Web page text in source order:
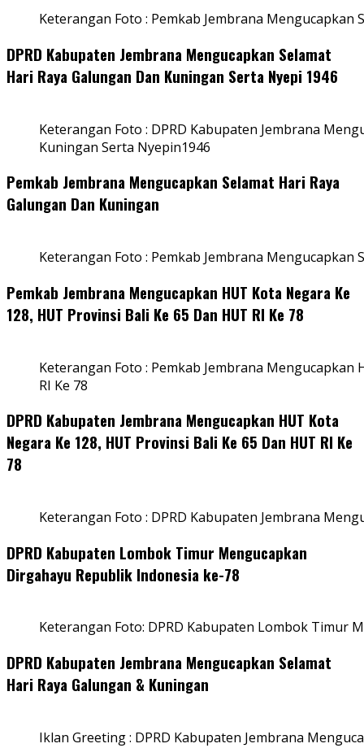
Keterangan Foto : Pemkab Jembrana Mengucapkan
DPRD Kabupaten Jembrana Mengucapkan Selamat
Hari Raya Galungan Dan Kuningan Serta Nyepi 1946
Keterangan Foto : DPRD Kabupaten Jembrana
Kuningan Serta Nyepin1946
Pemkab Jembrana Mengucapkan Selamat Hari Raya
Galungan Dan Kuningan
Keterangan Foto : Pemkab Jembrana Mengucapkan
Pemkab Jembrana Mengucapkan HUT Kota Negara Ke
128, HUT Provinsi Bali Ke 65 Dan HUT RI Ke 78
Keterangan Foto : Pemkab Jembrana Mengucapkan
RI Ke 78
DPRD Kabupaten Jembrana Mengucapkan HUT Kota
Negara Ke 128, HUT Provinsi Bali Ke 65 Dan HUT RI Ke
78
Keterangan Foto : DPRD Kabupaten Jembrana
DPRD Kabupaten Lombok Timur Mengucapkan
Dirgahayu Republik Indonesia ke-78
Keterangan Foto: DPRD Kabupaten Lombok Timur
DPRD Kabupaten Jembrana Mengucapkan Selamat
Hari Raya Galungan & Kuningan
Iklan Greeting : DPRD Kabupaten Jembrana